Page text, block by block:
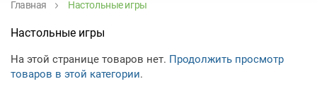
Главная Настольные игры
Настольные игры
На этой странице товаров нет. Продолжить просмотр
товаров в этой категории.